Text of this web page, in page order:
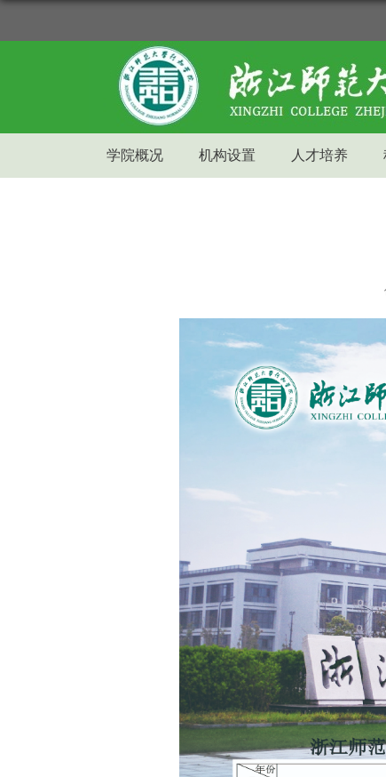
学院概况 机构设置 人才培养